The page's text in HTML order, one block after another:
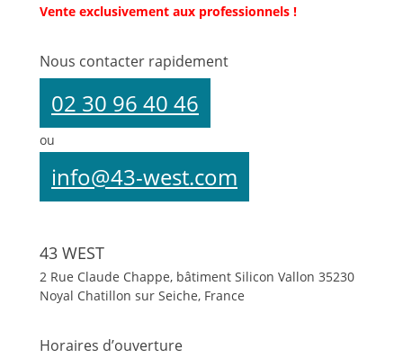
Vente exclusivement aux professionnels !
Nous contacter rapidement
02 30 96 40 46
ou
info@43-west.com
43 WEST
2 Rue Claude Chappe, bâtiment Silicon Vallon 35230
Noyal Chatillon sur Seiche, France
Horaires d’ouverture